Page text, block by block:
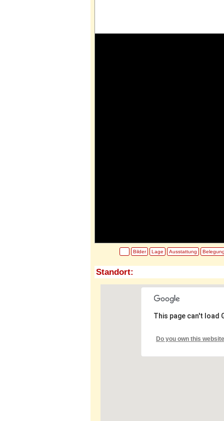
Bilder Lage Ausstattung
Standort:
This page can't load
Do you own this